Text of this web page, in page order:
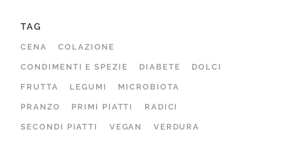
TAG
CENA COLAZIONE
CONDIMENTI E SPEZIE DIABETE DOLCI
FRUTTA LEGUMI MICROBIOTA
PRANZO PRIMI PIATTI RADICI
SECONDI PIATTI VEGAN VERDURA